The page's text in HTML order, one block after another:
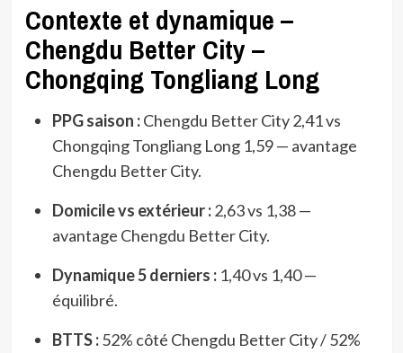
Contexte et dynamique –
Chengdu Better City –
Chongqing Tongliang Long
PPG saison :Chengdu Better City 2,41 vs
Chongqing Tongliang Long 1,59 — avantage
Chengdu Better City.
Domicile vs extérieur :2,63 vs 1,38 —
avantage Chengdu Better City.
Dynamique 5 derniers :1,40 vs 1,40 —
équilibré.
BTTS :52% côté Chengdu Better City / 52%